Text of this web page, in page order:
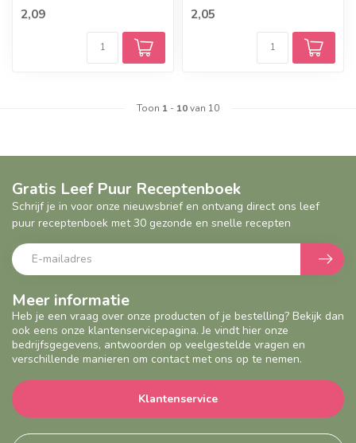
2,09 2,05
Toon 1 - 10van 10
Meer informatie
Heb je een vraag over onze producten of je bestelling? Bekijk dan
ook eens onze klantenservicepagina. Je vindt hier onze
bedrijfsgegevens, antwoorden op veelgestelde vragen en
verschillende manieren om contact met ons op te nemen.
Klantenservice
Gratis Leef Puur Receptenboek
Schrijf je in voor onze nieuwsbrief en ontvang direct ons leef
puur receptenboek met 30 gezonde en snelle recepten